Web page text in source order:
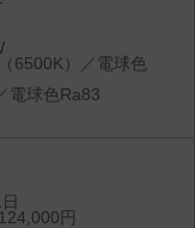
6500K）／電球色
電球色Ra83
円